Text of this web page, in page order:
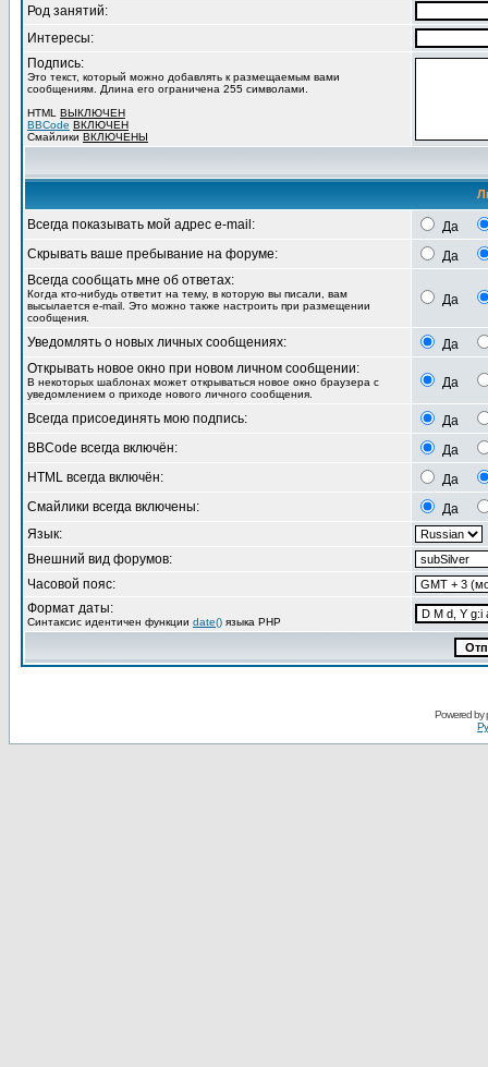
Род занятий:
Интересы:
Подпись:
Это текст, который можно добавлять к размещаемым вами
сообщениям. Длина его ограничена 255 символами.
HTML ВЫКЛЮЧЕН
BBCode ВКЛЮЧЕН
Смайлики ВКЛЮЧЕНЫ
Всегда показывать мой адрес e-mail:
Да
Скрывать ваше пребывание на форуме:
Да
Всегда сообщать мне об ответах:
Когда кто-нибудь ответит на тему, в которую вы писали, вам
высылается e-mail. Это можно также настроить при размещении
сообщения.
Да
Уведомлять о новых личных сообщениях:
Да
Открывать новое окно при новом личном сообщении:
В некоторых шаблонах может открываться новое окно браузера с
уведомлением о приходе нового личного сообщения.
Да
Всегда присоединять мою подпись:
Да
BBCode всегда включён:
Да
HTML всегда включён:
Да
Смайлики всегда включены:
Да
Язык:
Внешний вид форумов:
Часовой пояс:
Формат даты:
Синтаксис идентичен функции date() языка PHP
Powered by